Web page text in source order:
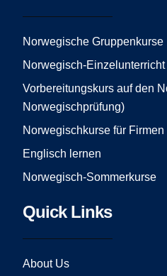
o
o
g
r
m
e
Norwegische Gruppenkurse
Norwegisch-Einzelunterricht
Vorbereitungskurs auf den
Norwegischprüfung)
Norwegischkurse für Firmen
Englisch lernen
Norwegisch-Sommerkurse
Quick Links
About Us